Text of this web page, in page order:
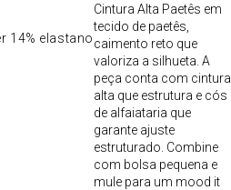
14% elastano
Cintura Alta Paetês em
tecido de paetês,
caimento reto que
valoriza a silhueta. A
peça conta com cintura
alta que estrutura e cós
de alfaiataria que
garante ajuste
estruturado. Combine
com bolsa pequena e
mule para um mood it